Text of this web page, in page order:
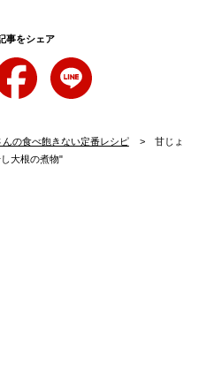
事をシェア
んの食べ飽きない定番レシピ
甘じょ
大根の煮物"